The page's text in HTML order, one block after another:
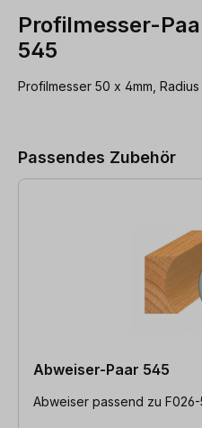
Profilmesser-
545
Profilmesser 50 x 4mm, Radius
Passendes Zubehör
Abweiser-Paar 545
Abweiser passend zu